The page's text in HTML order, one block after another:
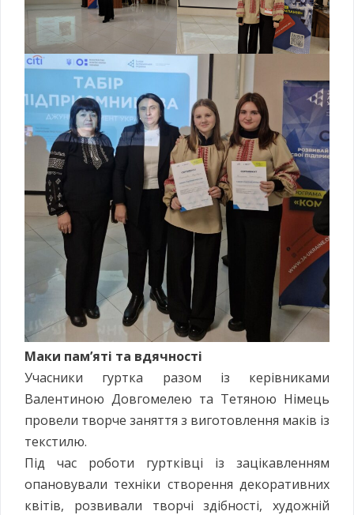
Маки пам’яті та вдячності
Учасники гуртка разом із керівниками
Валентиною Довгомелею та Тетяною Німець
провели творче заняття з виготовлення маків із
текстилю.
Під час роботи гуртківці із зацікавленням
опановували техніки створення декоративних
квітів, розвивали творчі здібності, художній